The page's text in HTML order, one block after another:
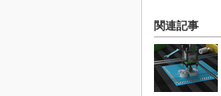
関連記事